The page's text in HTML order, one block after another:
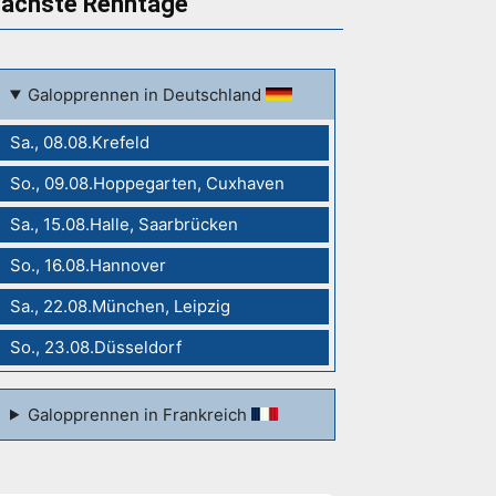
Galopprennen in Deutschland
Sa., 08.08.Krefeld
So., 09.08.Hoppegarten, Cuxhaven
Sa., 15.08.Halle, Saarbrücken
So., 16.08.Hannover
Sa., 22.08.München, Leipzig
So., 23.08.Düsseldorf
Galopprennen in Frankreich